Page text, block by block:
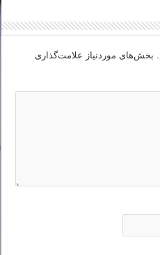
بخش‌های موردنیاز علامت‌گذاری